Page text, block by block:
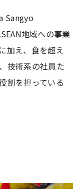
Sangyo
地域への事業
加え、食を超え
技術系の社員た
割を担っている